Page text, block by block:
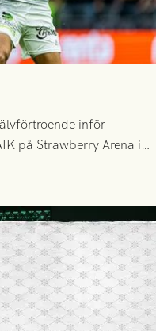
inför
på Strawberry Arena i
i första halvlek av